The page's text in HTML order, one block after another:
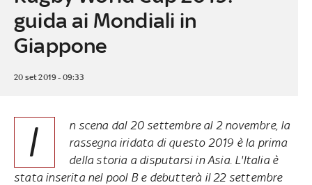
guida ai Mondiali in
Giappone
20 set 2019 - 09:33
I
n scena dal 20 settembre al 2 novembre, la
rassegna iridata di questo 2019 è la prima
della storia a disputarsi in Asia. L'Italia è
stata inserita nel pool B e debutterà il 22 settembre